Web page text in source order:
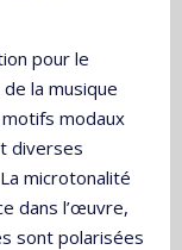
pour le
la musique
modaux
diverses
microtonalité
dans l’œuvre,
sont polarisées